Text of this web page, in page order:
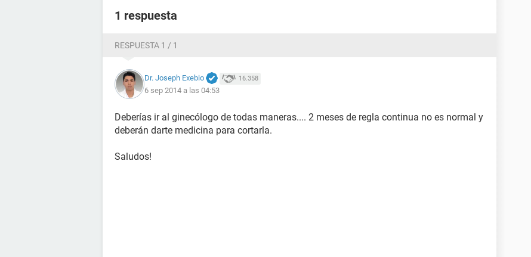
1 respuesta
RESPUESTA 1 / 1
Dr. Joseph Exebio 16.358
6 sep 2014 a las 04:53
Deberías ir al ginecólogo de todas maneras.... 2 meses de regla continua no es normal y
deberán darte medicina para cortarla.
Saludos!